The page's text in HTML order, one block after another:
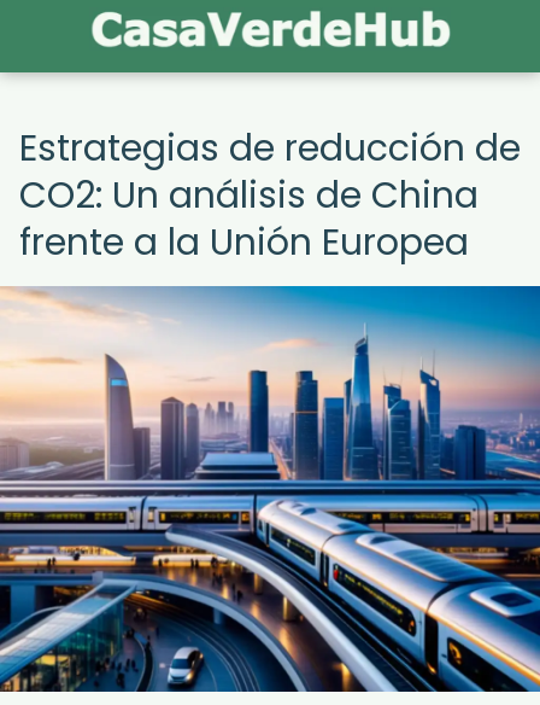
Estrategias de reducción de
CO2: Un análisis de China
frente a la Unión Europea